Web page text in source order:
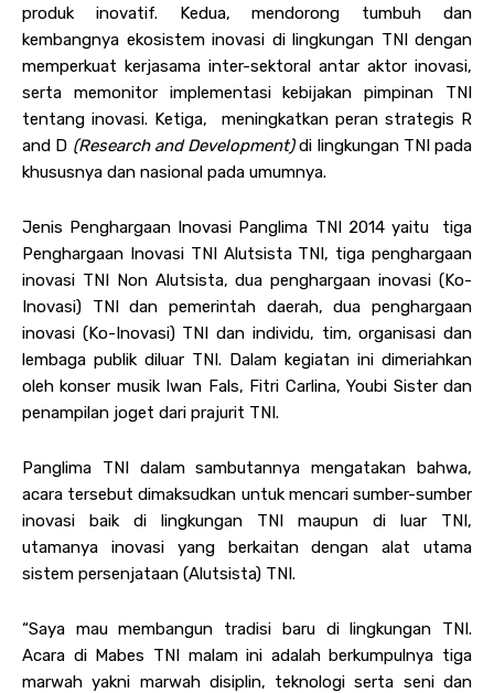
produk inovatif. Kedua, mendorong tumbuh dan
kembangnya ekosistem inovasi di lingkungan TNI dengan
memperkuat kerjasama inter-sektoral antar aktor inovasi,
serta memonitor implementasi kebijakan pimpinan TNI
tentang inovasi. Ketiga, meningkatkan peran strategis R
and D (Research and Development)di lingkungan TNI pada
khususnya dan nasional pada umumnya.
Jenis Penghargaan Inovasi Panglima TNI 2014 yaitu tiga
Penghargaan Inovasi TNI Alutsista TNI, tiga penghargaan
inovasi TNI Non Alutsista, dua penghargaan inovasi (Ko-
Inovasi) TNI dan pemerintah daerah, dua penghargaan
inovasi (Ko-Inovasi) TNI dan individu, tim, organisasi dan
lembaga publik diluar TNI. Dalam kegiatan ini dimeriahkan
oleh konser musik Iwan Fals, Fitri Carlina, Youbi Sister dan
penampilan joget dari prajurit TNI.
Panglima TNI dalam sambutannya mengatakan bahwa,
acara tersebut dimaksudkan untuk mencari sumber-sumber
inovasi baik di lingkungan TNI maupun di luar TNI,
utamanya inovasi yang berkaitan dengan alat utama
sistem persenjataan (Alutsista) TNI.
“Saya mau membangun tradisi baru di lingkungan TNI.
Acara di Mabes TNI malam ini adalah berkumpulnya tiga
marwah yakni marwah disiplin, teknologi serta seni dan